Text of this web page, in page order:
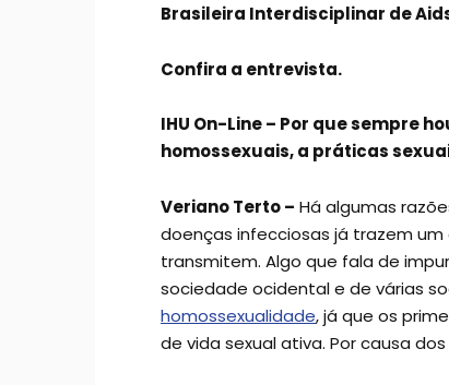
Brasileira Interdisciplinar de
Confira a entrevista.
IHU On-Line – Por que sempre
homossexuais, a práticas
Veriano Terto – Há algumas
doenças infecciosas já trazem
transmitem. Algo que fala de
sociedade ocidental e de várias
homossexualidade, já que os
de vida sexual ativa. Por causa